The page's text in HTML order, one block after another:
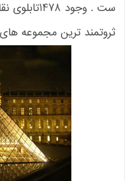
ست . وجود
ترین مجموعه های